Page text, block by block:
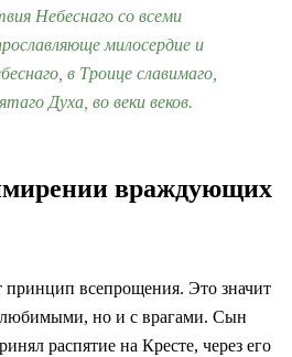
Небеснаго со всеми
милосердие и
в Троице славимаго,
Духа, во веки веков.
враждующих
принцип всепрощения. Это значит
любимыми, но и с врагами. Сын
распятие на Кресте, через его